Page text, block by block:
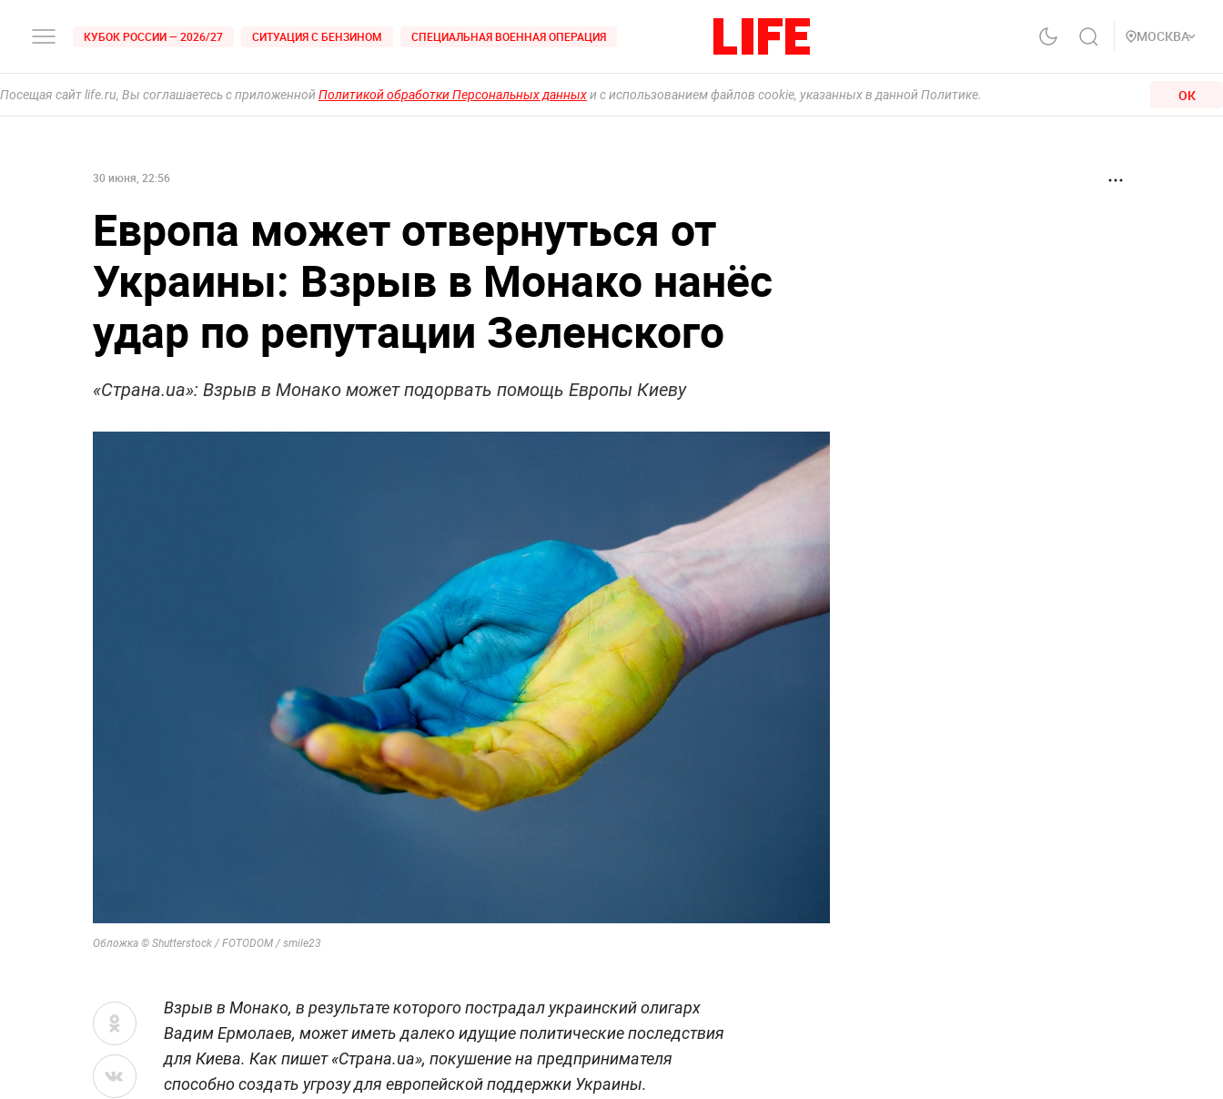
КУБОК РОССИИ — 2026/27 СИТУАЦИЯ С БЕНЗИНОМ СПЕЦИАЛЬНАЯ ВОЕННАЯ ОПЕРАЦИЯ МОСКВА
Посещая сайт life.ru, Вы соглашаетесь с приложеннойПолитикой обработки Персональных данныхи с использованием файлов cookie, указанных в данной Политике. ОК
30 июня, 22:56
Европа может отвернуться от
Украины: Взрыв в Монако нанёс
удар по репутации Зеленского
«Страна.ua»: Взрыв в Монако может подорвать помощь Европы Киеву
Обложка © Shutterstock / FOTODOM / smile23
Взрыв в Монако, в результате которого пострадал украинский олигарх
Вадим Ермолаев, может иметь далеко идущие политические последствия
для Киева. Как пишет «Страна.ua», покушение на предпринимателя
способно создать угрозу для европейской поддержки Украины.